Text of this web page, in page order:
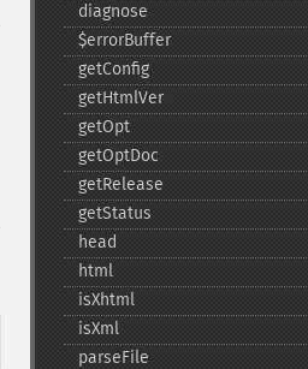
diagnose
$errorBuffer
getConfig
getHtmlVer
getOpt
getOptDoc
getRelease
getStatus
head
html
isXhtml
isXml
parseFile